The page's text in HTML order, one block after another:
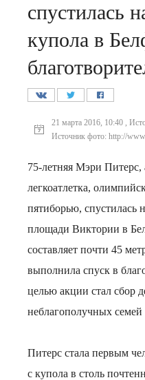
спустилась
купола в
21 марта 2016, 10:40 ,
Источник фото: http://
75-летняя Мэри Питерс,
легкоатлетка,
пятиборью, спустилась
площади Виктории в
составляет почти 45
выполнила спуск в
целью акции стал сбор
неблагополучных
Питерс стала первым
с купола в столь